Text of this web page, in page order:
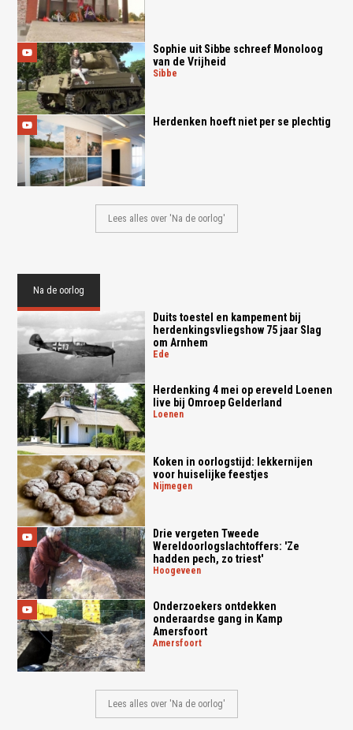
Sophie uit Sibbe schreef Monoloog
van de Vrijheid
sibbe
Herdenken hoeft niet per se plechtig
Lees alles over 'Na de oorlog'
Na de oorlog
Duits toestel en kampement bij
herdenkingsvliegshow 75 jaar Slag
om Arnhem
ede
Herdenking 4 mei op ereveld Loenen
live bij Omroep Gelderland
loenen
Koken in oorlogstijd: lekkernijen
voor huiselijke feestjes
nijmegen
Drie vergeten Tweede
Wereldoorlogslachtoffers: 'Ze
hadden pech, zo triest'
hoogeveen
Onderzoekers ontdekken
onderaardse gang in Kamp
Amersfoort
amersfoort
Lees alles over 'Na de oorlog'